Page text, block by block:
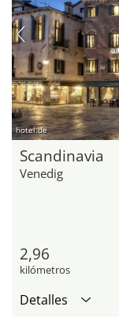
hotel.de
Scandinavia
Venedig
2,96
kilómetros
Detalles